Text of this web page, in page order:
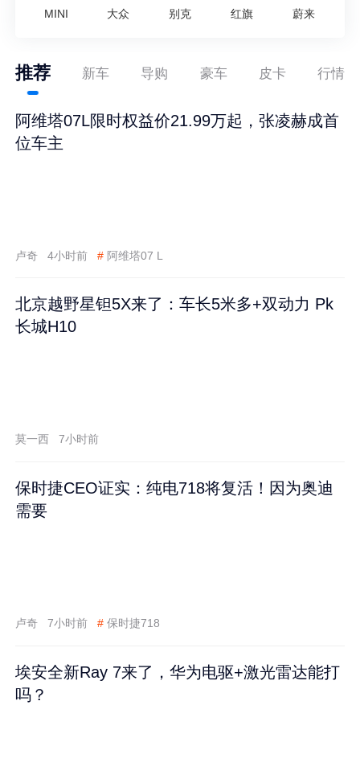
MINI 大众 别克 红旗 蔚来
推荐 新车 导购 豪车 皮卡 行情
阿维塔07L限时权益价21.99万起，张凌赫成首
位车主
卢奇 4小时前 # 阿维塔07 L
北京越野星钽5X来了：车长5米多+双动力 Pk
长城H10
莫一西 7小时前
保时捷CEO证实：纯电718将复活！因为奥迪
需要
卢奇 7小时前 # 保时捷718
埃安全新Ray 7来了，华为电驱+激光雷达能打
吗？